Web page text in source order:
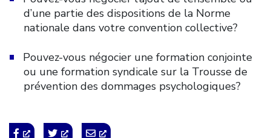
d’une partie des dispositions de la Norme
nationale dans votre convention collective?
Pouvez-vous négocier une formation conjointe
ou une formation syndicale sur la Trousse de
prévention des dommages psychologiques?